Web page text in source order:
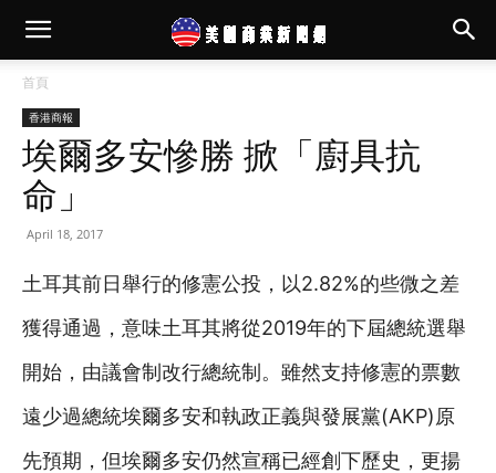
首頁
香港商報
埃爾多安慘勝 掀「廚具抗
命」
April 18, 2017
土耳其前日舉行的修憲公投，以2.82%的些微之差
獲得通過，意味土耳其將從2019年的下屆總統選舉
開始，由議會制改行總統制。雖然支持修憲的票數
遠少過總統埃爾多安和執政正義與發展黨(AKP)原
先預期，但埃爾多安仍然宣稱已經創下歷史，更揚